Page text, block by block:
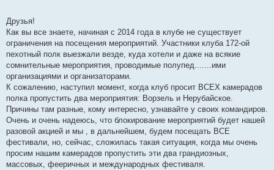
д
м
л
н
н
Друзья!
Как вы все знаете, начиная с 2014 года в клубе не существует
ограничения на посещения мероприятий. Участники клуба 172-ой
пехотный полк выезжали везде, куда хотели и даже на всякие
сомнительные мероприятия, проводимые полупед.......ими
организациями и организаторами.
К сожалению, наступил момент, когда клуб просит ВСЕХ камерадов
полка пропустить два мероприятия: Ворзель и Нерубайское.
Причины там разные, кому интересно, узнавайте у своих командиров.
Очень и очень надеюсь, что блокирование мероприятий будет нашей
разовой акцией и мы , в дальнейшем, будем посещать ВСЕ
фестивали, но, сейчас, сложилась такая ситуация, когда мы очень
просим нашим камерадов пропустить эти два грандиозных,
массовых, фееричных и международных фестиваля.